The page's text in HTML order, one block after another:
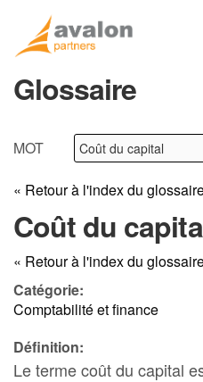
Glossaire
MOT
« Retour à l'index du
Coût du
« Retour à l'index du
Catégorie:
Comptabilité et finance
Définition:
Le terme coût du capital